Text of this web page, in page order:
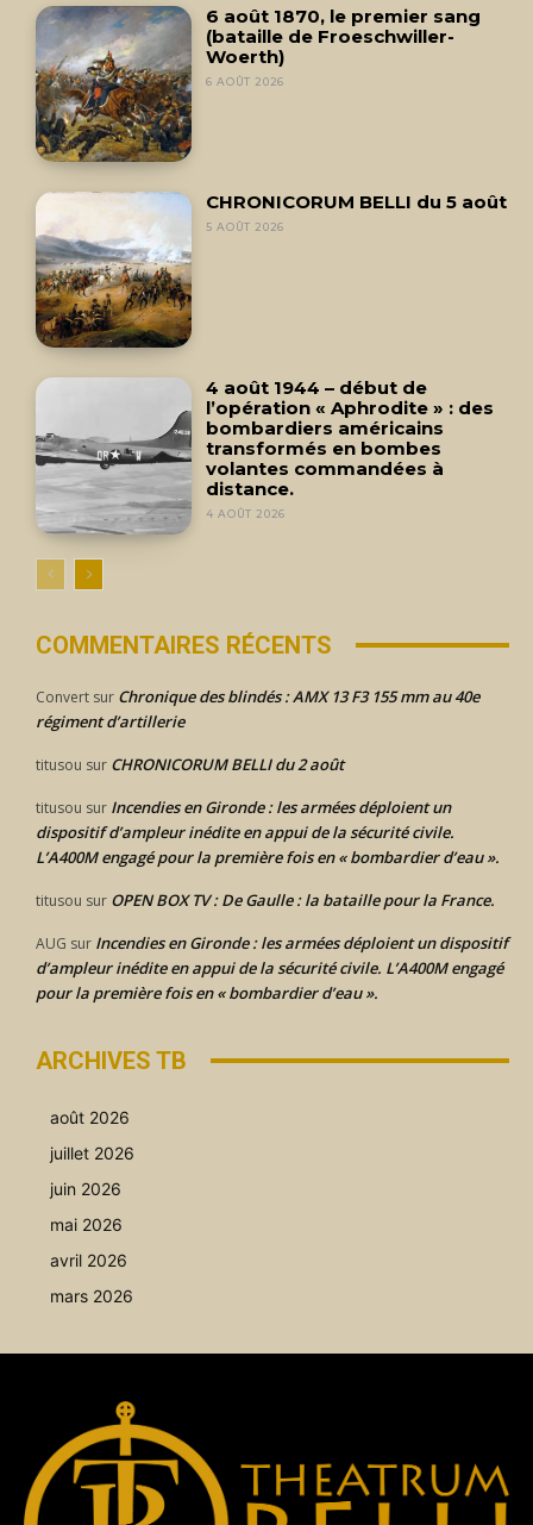
6 août 1870, le premier sang
(bataille de Froeschwiller-
Woerth)
6 AOÛT 2026
CHRONICORUM BELLI du 5 août
5 AOÛT 2026
4 août 1944 – début de
l’opération « Aphrodite » : des
bombardiers américains
transformés en bombes
volantes commandées à
distance.
4 AOÛT 2026
COMMENTAIRES RÉCENTS
Convert sur Chronique des blindés : AMX 13 F3 155 mm au 40e
régiment d’artillerie
titusou sur CHRONICORUM BELLI du 2 août
titusou sur Incendies en Gironde : les armées déploient un
dispositif d’ampleur inédite en appui de la sécurité civile.
L’A400M engagé pour la première fois en « bombardier d’eau ».
titusou sur OPEN BOX TV : De Gaulle : la bataille pour la France.
AUG sur Incendies en Gironde : les armées déploient un dispositif
d’ampleur inédite en appui de la sécurité civile. L’A400M engagé
pour la première fois en « bombardier d’eau ».
ARCHIVES TB
août 2026
juillet 2026
juin 2026
mai 2026
avril 2026
mars 2026